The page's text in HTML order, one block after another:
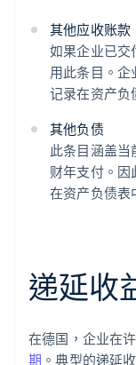
其他应收账款
如果企业已交
用此条目。
记录在资产负
其他负债
此条目涵盖
财年支付。因
在资产负债表
递延收
在德国，企业在
期 。典型的递延